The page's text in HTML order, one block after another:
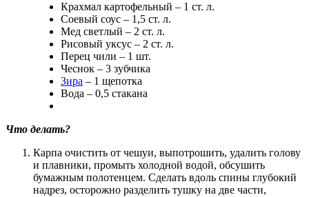
Крахмал картофельный – 1 ст. л.
Соевый соус – 1,5 ст. л.
Мед светлый – 2 ст. л.
Рисовый уксус – 2 ст. л.
Перец чили – 1 шт.
Чеснок – 3 зубчика
Зира – 1 щепотка
Вода – 0,5 стакана
Что делать?
Карпа очистить от чешуи, выпотрошить, удалить голову
и плавники, промыть холодной водой, обсушить
бумажным полотенцем. Сделать вдоль спины глубокий
надрез, осторожно разделить тушку на две части,